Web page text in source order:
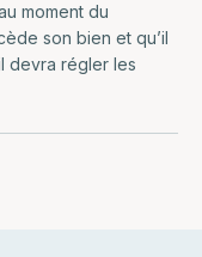
moment du
son bien et qu’il
devra régler les